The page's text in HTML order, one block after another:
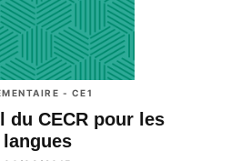
- CE1
du CECR pour les
langues